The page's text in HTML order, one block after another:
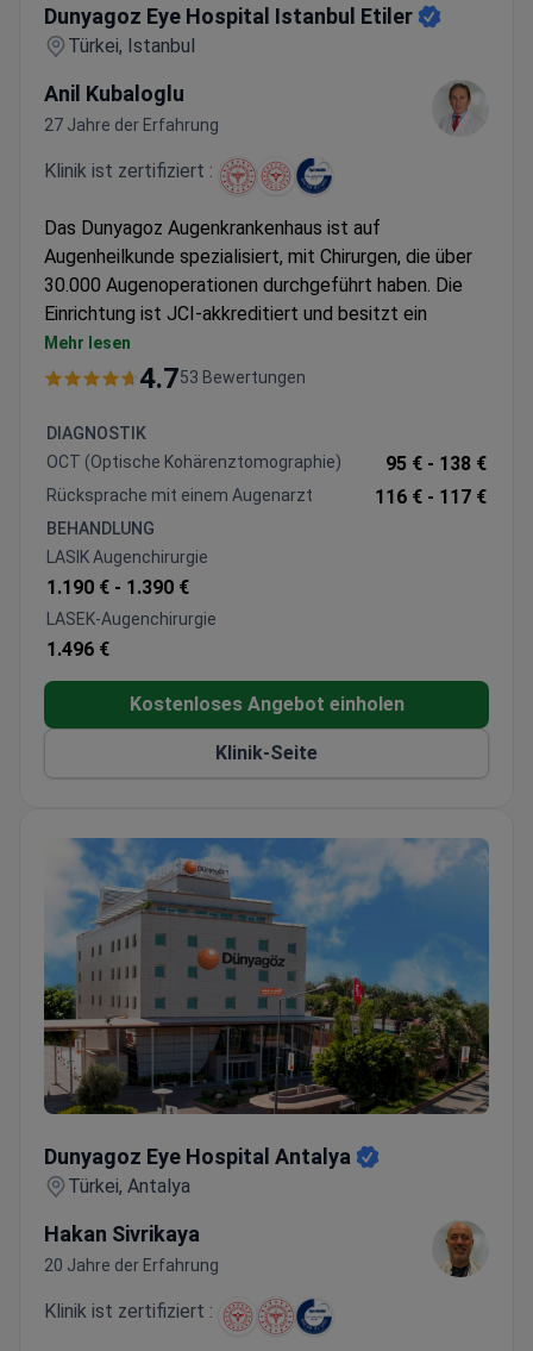
Dunyagoz Eye Hospital Istanbul Etiler
Türkei, Istanbul
Anil Kubaloglu
27 Jahre der Erfahrung
Klinik ist zertifiziert :
Das Dunyagoz Augenkrankenhaus ist auf
Augenheilkunde spezialisiert, mit Chirurgen, die über
30.000 Augenoperationen durchgeführt haben. Die
Einrichtung ist JCI-akkreditiert und besitzt ein
internationales Zertifikat für Gesundheitstourismus.
Bietet ReLEx SMILE Laserverfahren und
Premium-Linsen an
Spezialisiert auf pädiatrische Augenheilkunde mit
über 1.100 Strabismus-Eingriffen
Netzhauterkrankungen an
Diagnostik umfasst OCT, Hornhaut-Mapping und
detaillierte präoperative Untersuchungen
Mehr lesen
4.753 Bewertungen
DIAGNOSTIK
OCT (Optische Kohärenztomographie)
95 € - 138 €
Rücksprache mit einem Augenarzt 116 € - 117 €
BEHANDLUNG
LASIK Augenchirurgie
1.190 € - 1.390 €
LASEK-Augenchirurgie
1.496 €
Kostenloses Angebot einholen
Klinik-Seite
Dunyagoz Eye Hospital Antalya
Türkei, Antalya
Hakan Sivrikaya
20 Jahre der Erfahrung
Klinik ist zertifiziert :